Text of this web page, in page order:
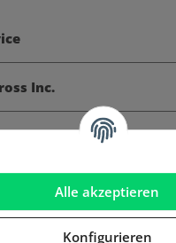
Alle akzeptieren
Konfigurieren
Inc.
Informationen